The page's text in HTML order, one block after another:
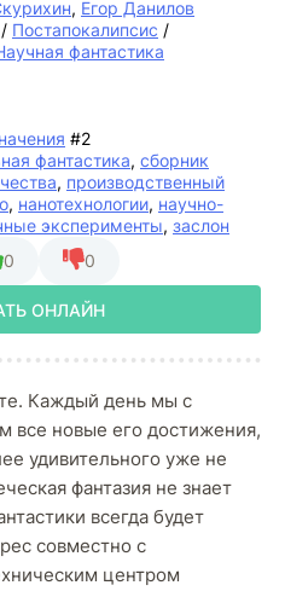
, Егор Данилов
/ Постапокалипсис /
фантастика
#2
фантастика, сборник
, производственный
, нанотехнологии, научно-
эксперименты, заслон
0 0
ОНЛАЙН
Каждый день мы с
все новые его достижения,
удивительного уже не
фантазия не знает
всегда будет
совместно с
центром